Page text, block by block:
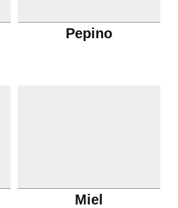
Pepino
Miel